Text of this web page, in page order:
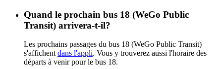
Quand le prochain bus 18 (WeGo Public
Transit) arrivera-t-il?
Les prochains passages du bus 18 (WeGo Public Transit)
s'affichent dans l'appli. Vous y trouverez aussi l'horaire des
départs à venir pour le bus 18.